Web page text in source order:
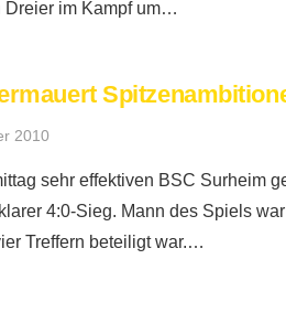
Dreier im Kampf um…
2010
sehr effektiven BSC Surheim
4:0-Sieg. Mann des Spiels
Treffern beteiligt war.…